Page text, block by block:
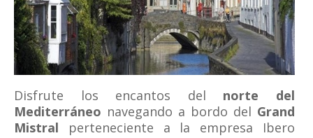
Disfrute los encantos del norte del
Mediterráneo navegando a bordo del Grand
Mistral perteneciente a la empresa Ibero